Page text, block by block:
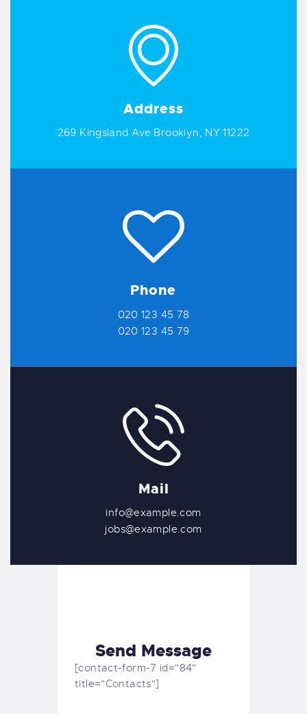
Address
269 Kingsland Ave Brooklyn, NY 11222
Phone
020 123 45 78
020 123 45 79
Mail
info@example.com
jobs@example.com
Send Message
[contact-form-7 id="84"
title="Contacts"]